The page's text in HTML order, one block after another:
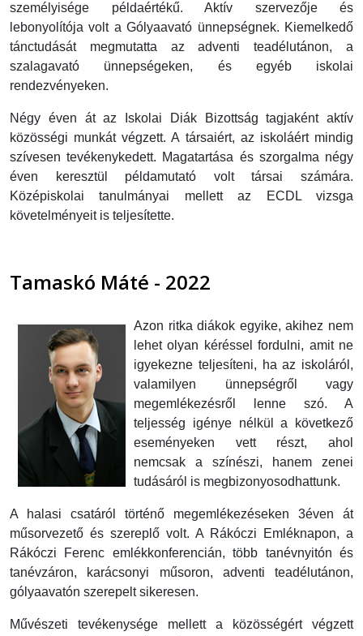
személyisége példaértékű. Aktív szervezője és
lebonyolítója volt a Gólyaavató ünnepségnek. Kiemelkedő
tánctudását megmutatta az adventi teadélutánon, a
szalagavató ünnepségeken, és egyéb iskolai
rendezvényeken.
Négy éven át az Iskolai Diák Bizottság tagjaként aktív
közösségi munkát végzett. A társaiért, az iskoláért mindig
szívesen tevékenykedett. Magatartása és szorgalma négy
éven keresztül példamutató volt társai számára.
Középiskolai tanulmányai mellett az ECDL vizsga
követelményeit is teljesítette.
Tamaskó Máté - 2022
Azon ritka diákok egyike, akihez nem
lehet olyan kéréssel fordulni, amit ne
igyekezne teljesíteni, ha az iskoláról,
valamilyen ünnepségről vagy
megemlékezésről lenne szó. A
teljesség igénye nélkül a következő
eseményeken vett részt, ahol
nemcsak a színészi, hanem zenei
tudásáról is megbizonyosodhattunk.
A halasi csatáról történő megemlékezéseken 3éven át
műsorvezető és szereplő volt. A Rákóczi Emléknapon, a
Rákóczi Ferenc emlékkonferencián, több tanévnyitón és
tanévzáron, karácsonyi műsoron, adventi teadélutánon,
gólyaavatón szerepelt sikeresen.
Művészeti tevékenysége mellett a közösségért végzett